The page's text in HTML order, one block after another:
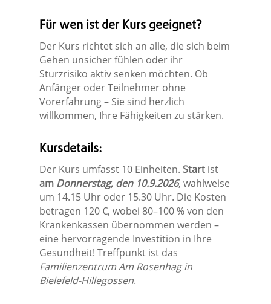
Für wen ist der Kurs geeignet?
Der Kurs richtet sich an alle, die sich beim
Gehen unsicher fühlen oder ihr
Sturzrisiko aktiv senken möchten. Ob
Anfänger oder Teilnehmer ohne
Vorerfahrung – Sie sind herzlich
willkommen, Ihre Fähigkeiten zu stärken.
Kursdetails:
Der Kurs umfasst 10 Einheiten. Start ist
am Donnerstag, den 10.9.2026, wahlweise
um 14.15 Uhr oder 15.30 Uhr. Die Kosten
betragen 120 €, wobei 80–100 % von den
Krankenkassen übernommen werden –
eine hervorragende Investition in Ihre
Gesundheit! Treffpunkt ist das
Familienzentrum Am Rosenhag in
Bielefeld-Hillegossen.